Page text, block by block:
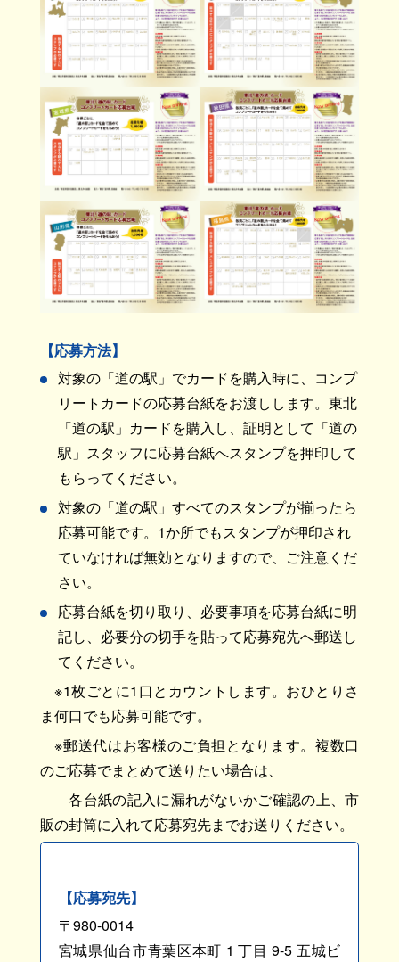
【応募方法】
対象の「道の駅」でカードを購入時に、コンプ
リートカードの応募台紙をお渡しします。東北
「道の駅」カードを購入し、証明として「道の
駅」スタッフに応募台紙へスタンプを押印して
もらってください。
対象の「道の駅」すべてのスタンプが揃ったら
応募可能です。1か所でもスタンプが押印され
ていなければ無効となりますので、ご注意くだ
さい。
応募台紙を切り取り、必要事項を応募台紙に明
記し、必要分の切手を貼って応募宛先へ郵送し
てください。
※1枚ごとに1口とカウントします。おひとりさ
ま何口でも応募可能です。
※郵送代はお客様のご負担となります。複数口
のご応募でまとめて送りたい場合は、
各台紙の記入に漏れがないかご確認の上、市
販の封筒に入れて応募宛先までお送りください。
【応募宛先】
〒980-0014
宮城県仙台市青葉区本町 1 丁目 9-5 五城ビ